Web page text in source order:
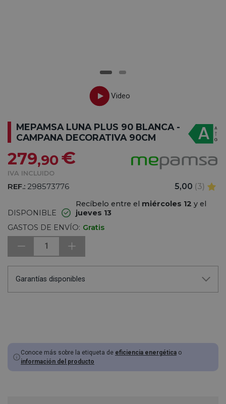
MEPAMSA LUNA PLUS 90 BLANCA -
CAMPANA DECORATIVA 90CM
279,90€
IVA INCLUIDO
REF.: 298573776 5,00 (3)
DISPONIBLE
Recíbelo entre el miércoles 12 y el
jueves 13
GASTOS DE ENVÍO: Gratis
1
Garantías disponibles
Conoce más sobre la etiqueta de eficiencia energética o
información del producto